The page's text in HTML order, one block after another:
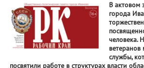
В актовом
города
человека.
службы,
посвятили работе в структурах власти